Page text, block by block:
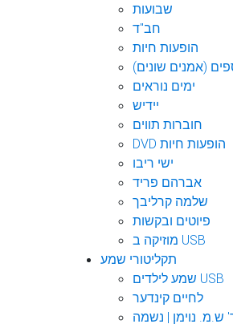
שבועות
חב"ד
הופעות חיות
(אמנים שונים)
ימים נוראים
יידיש
חוברות תווים
DVD הופעות חיות
ישי ריבו
אברהם פריד
שלמה קרליבך
פיוטים ובקשות
מוזיקה ב USB
תקליטורי שמע
שמע לילדים USB
לחיים קינדער
ש.מ. נוימן | נשמה